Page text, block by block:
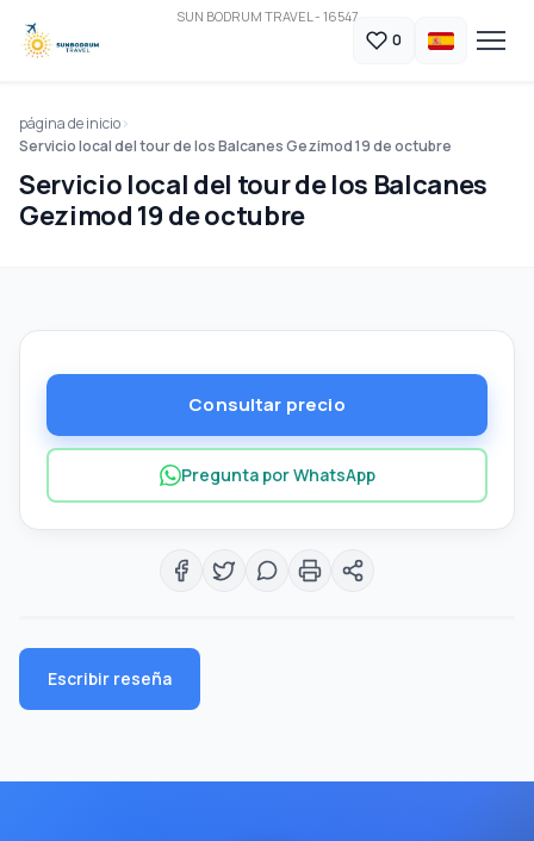
SUN BODRUM TRAVEL - 16547
0
página de inicio
Servicio local del tour de los Balcanes Gezimod 19 de octubre
Servicio local del tour de los Balcanes
Gezimod 19 de octubre
Escribir reseña
Consultar precio
Pregunta por WhatsApp